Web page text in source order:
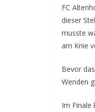
FC
dieser
musste
am Knie
Bevor
Wenden
Im Finale